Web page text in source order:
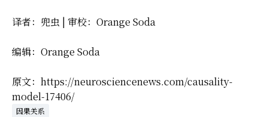
译者：兜虫 | 审校：Orange Soda
编辑：Orange Soda
原文：https://neurosciencenews.com/causality-
model-17406/
因果关系